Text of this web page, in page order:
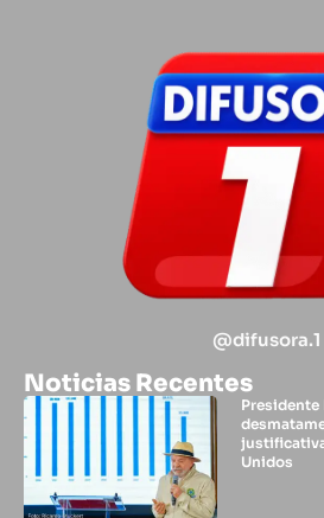
@difusora.1
Noticias Recentes
Presidente
Unidos